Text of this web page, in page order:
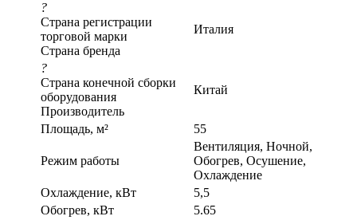
?
Страна регистрации
торговой марки
Страна бренда
Италия
?
Страна конечной сборки
оборудования
Производитель
Китай
Площадь, м² 55
Режим работы
Вентиляция, Ночной,
Обогрев, Осушение,
Охлаждение
Охлаждение, кВт
5,5
Обогрев, кВт
5.65